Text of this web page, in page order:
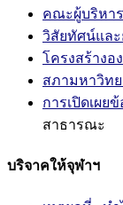
คณะผู้บริหาร
วิสัยทัศน์แล
โครงสร้างอ
สภามหาวิท
การเปิดเผย
สาธารณะ
บริจาคให้จุฬาฯ